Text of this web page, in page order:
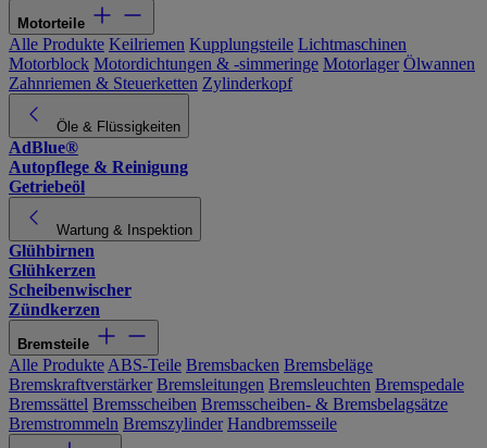
Motorteile
Alle Produkte Keilriemen Kupplungsteile Lichtmaschinen
Motorblock Motordichtungen & -simmeringe Motorlager Ölwannen
Zahnriemen & Steuerketten Zylinderkopf
Öle & Flüssigkeiten
AdBlue®
Autopflege & Reinigung
Getriebeöl
Wartung & Inspektion
Glühbirnen
Glühkerzen
Scheibenwischer
Zündkerzen
Bremsteile
Alle Produkte ABS-Teile Bremsbacken Bremsbeläge
Bremskraftverstärker Bremsleitungen Bremsleuchten Bremspedale
Bremssättel Bremsscheiben Bremsscheiben- & Bremsbelagsätze
Bremstrommeln Bremszylinder Handbremsseile